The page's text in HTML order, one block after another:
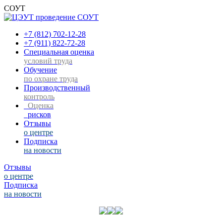
СОУТ
+7 (812) 702-12-28
+7 (911) 822-72-28
Специальная оценка
условий труда
Обучение
по охране труда
Производственный
контроль
Оценка
рисков
Отзывы
о центре
Подписка
на новости
Отзывы
о центре
Подписка
на новости